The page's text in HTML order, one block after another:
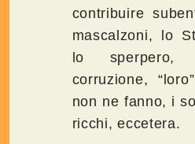
contribuire
mascalzoni, lo
lo sperpero,
corruzione,
non ne fanno, i
ricchi, eccetera.